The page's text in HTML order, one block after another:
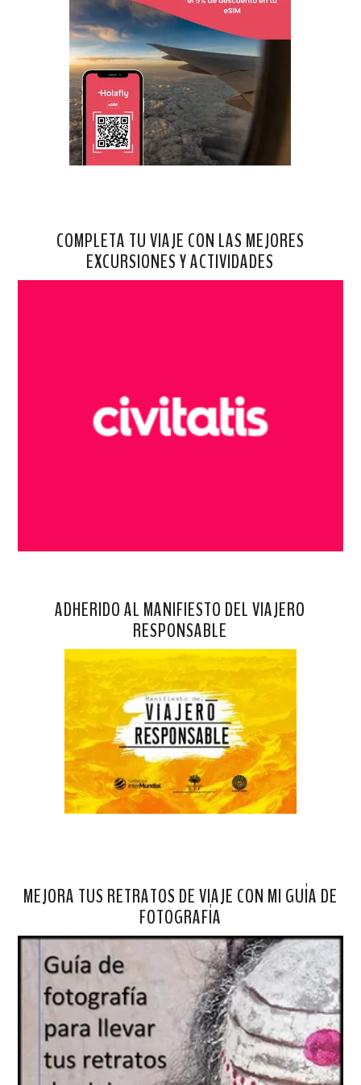
COMPLETA TU VIAJE CON LAS MEJORES
EXCURSIONES Y ACTIVIDADES
ADHERIDO AL MANIFIESTO DEL VIAJERO
RESPONSABLE
MEJORA TUS RETRATOS DE VIAJE CON MI GUÍA DE
FOTOGRAFÍA